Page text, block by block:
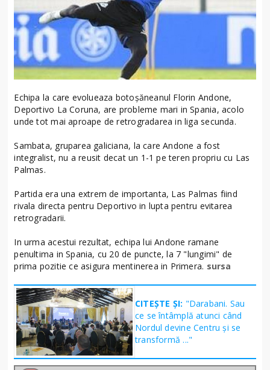
Echipa la care evolueaza botoșăneanul Florin Andone,
Deportivo La Coruna, are probleme mari in Spania, acolo
unde tot mai aproape de retrogradarea in liga secunda.
Sambata, gruparea galiciana, la care Andone a fost
integralist, nu a reusit decat un 1-1 pe teren propriu cu Las
Palmas.
Partida era una extrem de importanta, Las Palmas fiind
rivala directa pentru Deportivo in lupta pentru evitarea
retrogradarii.
In urma acestui rezultat, echipa lui Andone ramane
penultima in Spania, cu 20 de puncte, la 7 "lungimi" de
prima pozitie ce asigura mentinerea in Primera. sursa
CITEȘTE ȘI: "Darabani. Sau
ce se întâmplă atunci când
Nordul devine Centru și se
transformă ..."